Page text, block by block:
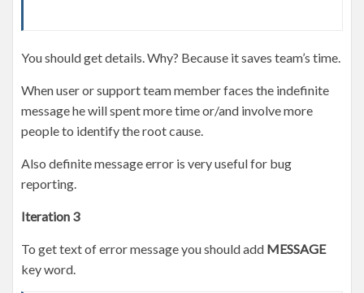
You should get details. Why? Because it saves team’s time.
When user or support team member faces the indefinite
message he will spent more time or/and involve more
people to identify the root cause.
Also definite message error is very useful for bug
reporting.
Iteration 3
To get text of error message you should add MESSAGE
key word.